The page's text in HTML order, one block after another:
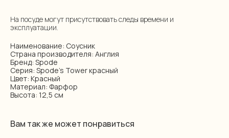
На посуде могут присутствовать следы времени и
эксплуатации.
Наименование: Соусник
Страна производителя: Англия
Бренд: Spode
Серия: Spode's Tower красный
Цвет: Красный
Материал: Фарфор
Высота: 12,5 см
Вам так же может понравиться